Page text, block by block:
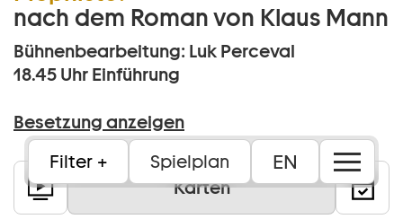
Filter Spielplan EN
nach dem Roman von Klaus Mann
Bühnenbearbeitung: Luk Perceval
18.45 Uhr Einführung
Besetzung anzeigen
Karten